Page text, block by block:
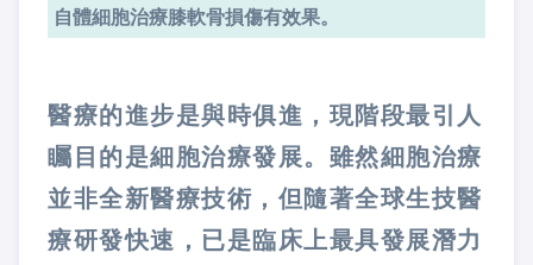
自體細胞治療膝軟骨損傷有效果。
醫療的進步是與時俱進，現階段最引人
矚目的是細胞治療發展。雖然細胞治療
並非全新醫療技術，但隨著全球生技醫
療研發快速，已是臨床上最具發展潛力